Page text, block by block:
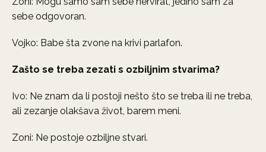
sebe odgovoran.
Vojko: Babe šta zvone na krivi parlafon.
Zašto se treba zezati s ozbiljnim stvarima?
Ivo: Ne znam da li postoji nešto što se treba ili ne treba,
ali zezanje olakšava život, barem meni.
Zoni: Ne postoje ozbiljne stvari.